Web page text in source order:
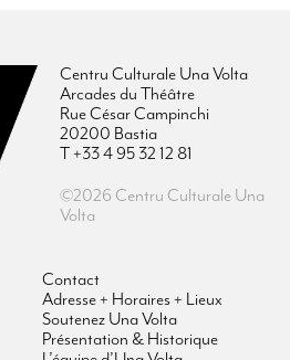
Centru Culturale Una Volta
Arcades du Théâtre
Rue César Campinchi
20200 Bastia
T +33 4 95 32 12 81
©2026 Centru Culturale Una
Volta
Contact
Adresse + Horaires + Lieux
Soutenez Una Volta
Présentation & Historique